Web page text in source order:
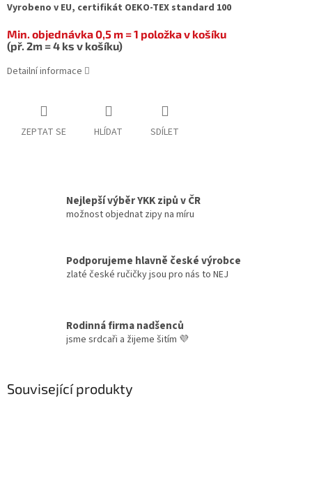
Vyrobeno v EU, certifikát OEKO-TEX standard 100
Min. objednávka 0,5 m = 1 položka v košíku
(př. 2m = 4 ks v košíku)
Detailní informace
ZEPTAT SE HLÍDAT SDÍLET
Nejlepší výběr YKK zipů v ČR
možnost objednat zipy na míru
Podporujeme hlavně české výrobce
zlaté české ručičky jsou pro nás to NEJ
Rodinná firma nadšenců
jsme srdcaři a žijeme šitím 💜
Související produkty